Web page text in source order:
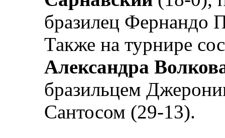
бразилец Фернандо
Также на турнире
Александра
бразильцем
Сантосом (29-13).